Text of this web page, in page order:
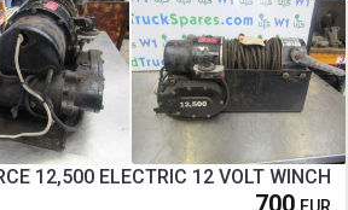
12,500 ELECTRIC 12 VOLT WINCH
700